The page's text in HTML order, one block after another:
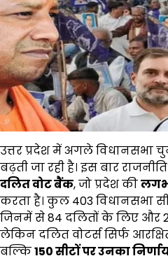
उत्तर प्रदेश में अगले विधानसभा
बढ़ती जा रही है। इस बार
दलित वोट बैंक, जो प्रदेश की
करता है। कुल 403 विधानसभा
जिनमें से 84 दलितों के लिए और
लेकिन दलित वोटर्स सिर्फ
बल्कि150सीटों पर उनका